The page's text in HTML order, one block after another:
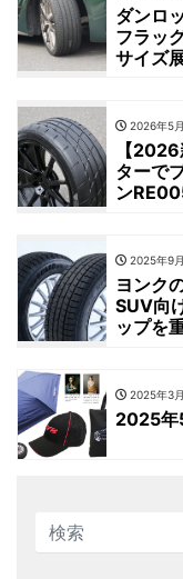
ダンロ
フラッ
サイズ
2026年5
【
ターで
ン
2025年9
ヨンク
SUV向
ップを
2025年3
2025年